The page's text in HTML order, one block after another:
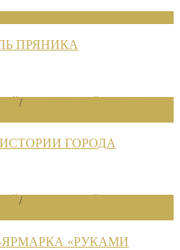
ПРЯНИКА
/
ГОРОДА
/
«РУКАМИ